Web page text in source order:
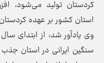
استان کشور بر عهده
وی یادآور شد: از ابتدای